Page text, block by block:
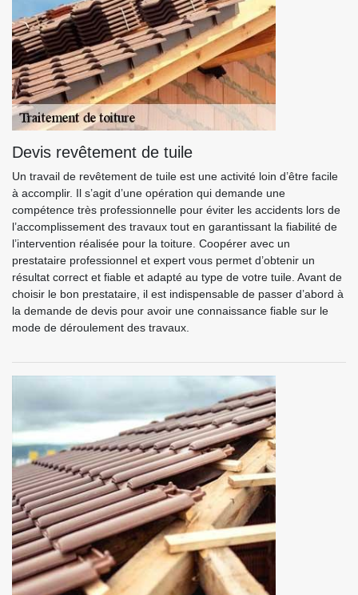
Devis revêtement de tuile
Un travail de revêtement de tuile est une activité loin d’être facile
à accomplir. Il s’agit d’une opération qui demande une
compétence très professionnelle pour éviter les accidents lors de
l’accomplissement des travaux tout en garantissant la fiabilité de
l’intervention réalisée pour la toiture. Coopérer avec un
prestataire professionnel et expert vous permet d’obtenir un
résultat correct et fiable et adapté au type de votre tuile. Avant de
choisir le bon prestataire, il est indispensable de passer d’abord à
la demande de devis pour avoir une connaissance fiable sur le
mode de déroulement des travaux.